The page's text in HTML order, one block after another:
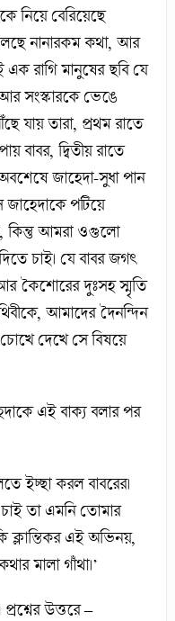
নিয়ে বেরিয়েছে
নানারকম কথা, আর
রাগি মানুষের ছবি যে
সংস্কারকে ভেঙে
যায় তারা, প্রথম রাতে
বাবর, দ্বিতীয় রাতে
জাহেদা-সুধা পান
পটিয়ে
কিন্তু আমরা ওগুলো
চাই। যে বাবর জগৎ
আর কৈশোরের দুঃসহ স্মৃতি
আমাদের দৈনন্দিন
চোখে দেখে সে বিষয়ে
এই বাক্য বলার পর
ইচ্ছা করল বাবরের।
তা এমনি তোমার
ক্লান্তিকর এই অভিনয়,
মালা গাঁথা।’
উত্তরে –